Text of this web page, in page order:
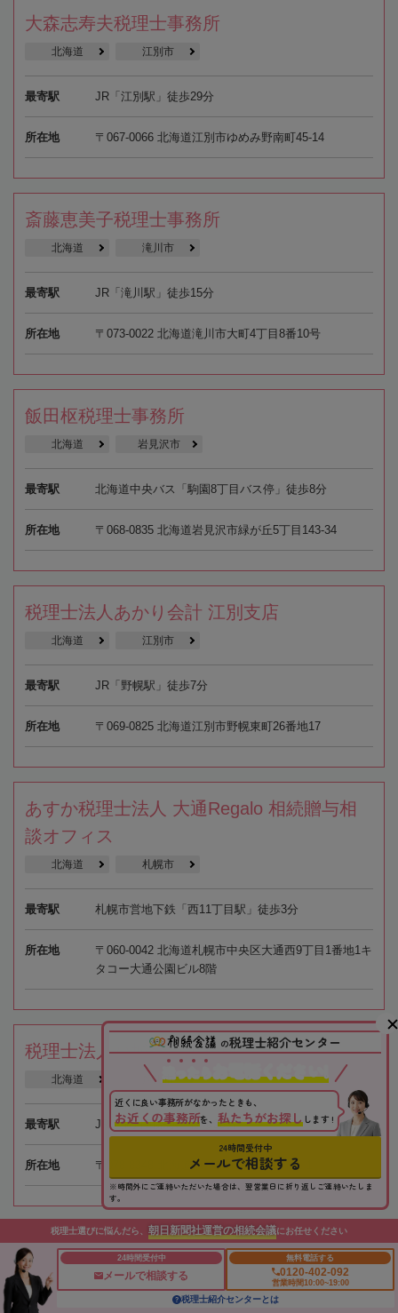
大森志寿夫税理士事務所
北海道 江別市
最寄駅 JR「江別駅」徒歩29分
所在地 〒067-0066 北海道江別市ゆめみ野南町45-14
斎藤恵美子税理士事務所
北海道 滝川市
最寄駅 JR「滝川駅」徒歩15分
所在地 〒073-0022 北海道滝川市大町4丁目8番10号
飯田枢税理士事務所
北海道 岩見沢市
最寄駅 北海道中央バス「駒園8丁目バス停」徒歩8分
所在地 〒068-0835 北海道岩見沢市緑が丘5丁目143-34
税理士法人あかり会計 江別支店
北海道 江別市
最寄駅 JR「野幌駅」徒歩7分
所在地 〒069-0825 北海道江別市野幌東町26番地17
あすか税理士法人 大通Regalo 相続贈与相
談オフィス
北海道 札幌市
最寄駅 札幌市営地下鉄「西11丁目駅」徒歩3分
所在地
〒060-0042 北海道札幌市中央区大通西9丁目1番地1キ
タコー大通公園ビル8階
税理士法人小城会計事務所
北海道 旭川市
最寄駅 JR「旭川四条駅」徒歩28分
所在地 〒078-8348 北海道旭川市東光8条1丁目1-1
税理士法人 中央総合会計
北海道 旭川市
税理士選びに悩んだら、 朝日新聞社運営の相続会議にお任せください
24時間受付中
メールで相談する
無料電話する
0120-402-092
営業時間10:00~19:00
税理士紹介センターとは
の税理士紹介センター
ったら
近くに良い事務所がなかったときも、
お近くの事務所を、 私たちがお探し します !
24時間受付中
メールで相談する
※時間外にご連絡いただいた場合は、翌営業日に折り返しご連絡いたしま
す。